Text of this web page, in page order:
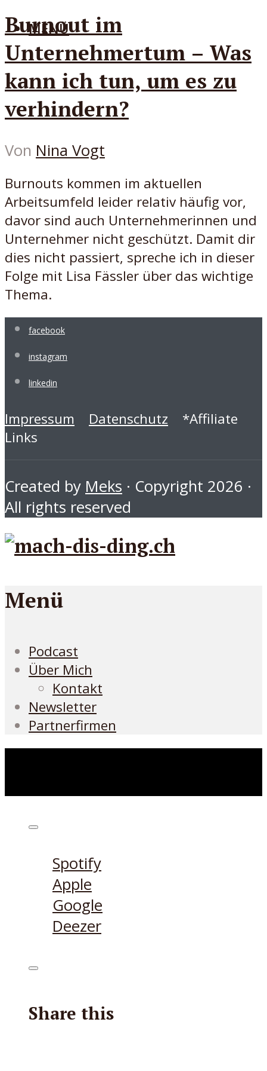
MENÜ
Burnout im
Unternehmertum – Was
kann ich tun, um es zu
verhindern?
Von Nina Vogt
Burnouts kommen im aktuellen
Arbeitsumfeld leider relativ häufig vor,
davor sind auch Unternehmerinnen und
Unternehmer nicht geschützt. Damit dir
dies nicht passiert, spreche ich in dieser
Folge mit Lisa Fässler über das wichtige
Thema.
facebook
instagram
linkedin
Impressum Datenschutz *Affiliate
Links
Created by Meks · Copyright 2026 ·
All rights reserved
Menü
Podcast
Über Mich
Kontakt
Newsletter
Partnerfirmen
Spotify
Apple
Google
Deezer
Share this